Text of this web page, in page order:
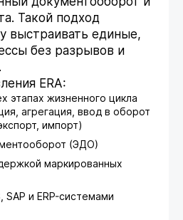
Такой подход
выстраивать единые,
без разрывов и
ERA:
этапах жизненного цикла
агрегация, ввод в оборот
импорт)
(ЭДО)
маркированных
SAP и ERP-системами